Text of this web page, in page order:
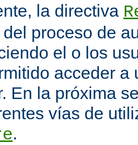
la directiva
proceso de
el o los
acceder a
En la próxima
vías de
.